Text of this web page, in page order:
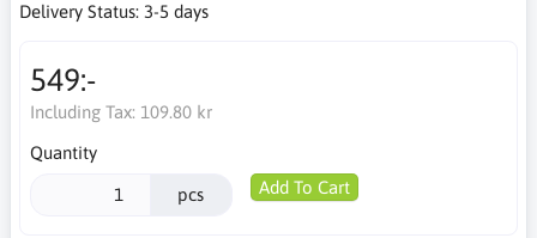
Delivery Status: 3-5 days
549:-
Including Tax: 109.80 kr
Quantity
pcs Add To Cart